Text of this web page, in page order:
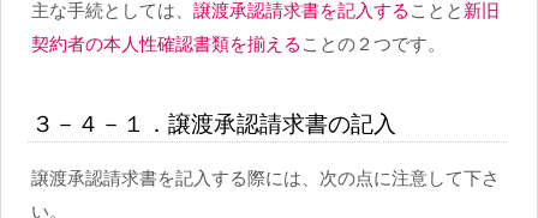
主な手続としては、 譲渡承認請求書を記入する ことと 新旧
契約者の本人性確認書類を揃える ことの２つです。
３－４－１．譲渡承認請求書の記入
譲渡承認請求書を記入する際には、次の点に注意して下さ
い。